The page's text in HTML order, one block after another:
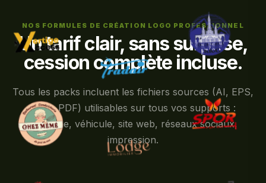
NOS FORMULES DE CRÉATION LOGO PROFESSIONNEL
Un tarif clair, sans surprise,
cession complète incluse.
Tous les packs incluent les fichiers sources (AI, EPS,
PNG, PDF) utilisables sur tous vos supports :
enseigne, véhicule, site web, réseaux sociaux,
impression.